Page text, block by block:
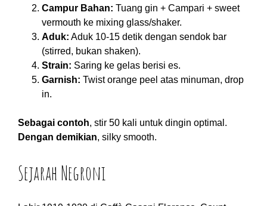
Campur Bahan: Tuang gin + Campari + sweet
vermouth ke mixing glass/shaker.
Aduk: Aduk 10-15 detik dengan sendok bar
(stirred, bukan shaken).
Strain: Saring ke gelas berisi es.
Garnish: Twist orange peel atas minuman, drop
in.
Sebagai contoh, stir 50 kali untuk dingin optimal.
Dengan demikian, silky smooth.
Sejarah Negroni